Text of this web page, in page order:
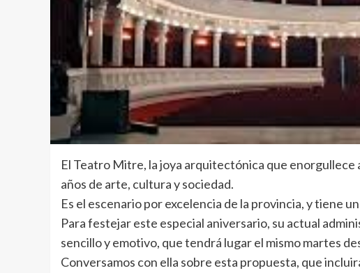
El Teatro Mitre, la joya arquitectónica que enorgullece
años de arte, cultura y sociedad.
Es el escenario por excelencia de la provincia, y tiene
Para festejar este especial aniversario, su actual
sencillo y emotivo, que tendrá lugar el mismo martes
Conversamos con ella sobre esta propuesta, que